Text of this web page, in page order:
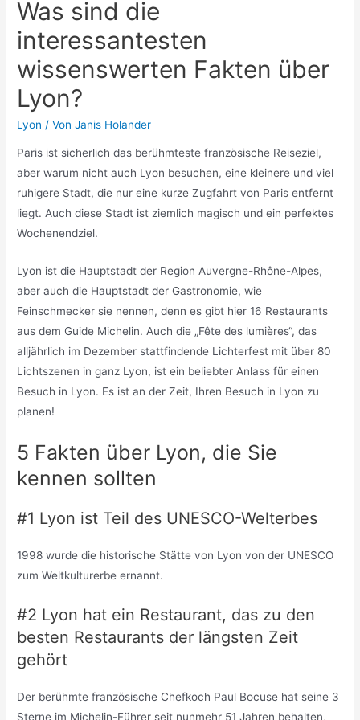
Was sind die
interessantesten
wissenswerten Fakten über
Lyon?
Lyon / VonJanis Holander
Paris ist sicherlich das berühmteste französische Reiseziel,
aber warum nicht auch Lyon besuchen, eine kleinere und viel
ruhigere Stadt, die nur eine kurze Zugfahrt von Paris entfernt
liegt. Auch diese Stadt ist ziemlich magisch und ein perfektes
Wochenendziel.
Lyon ist die Hauptstadt der Region Auvergne-Rhône-Alpes,
aber auch die Hauptstadt der Gastronomie, wie
Feinschmecker sie nennen, denn es gibt hier 16 Restaurants
aus dem Guide Michelin. Auch die „Fête des lumières“, das
alljährlich im Dezember stattfindende Lichterfest mit über 80
Lichtszenen in ganz Lyon, ist ein beliebter Anlass für einen
Besuch in Lyon. Es ist an der Zeit, Ihren Besuch in Lyon zu
planen!
5 Fakten über Lyon, die Sie
kennen sollten
#1 Lyon ist Teil des UNESCO-Welterbes
1998 wurde die historische Stätte von Lyon von der UNESCO
zum Weltkulturerbe ernannt.
#2 Lyon hat ein Restaurant, das zu den
besten Restaurants der längsten Zeit
gehört
Der berühmte französische Chefkoch Paul Bocuse hat seine 3
Sterne im Michelin-Führer seit nunmehr 51 Jahren behalten,